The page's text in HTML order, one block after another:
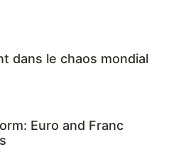
dans le chaos mondial
Euro and Franc